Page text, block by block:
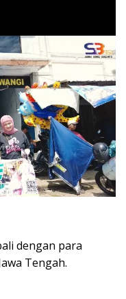
dengan para
Tengah.